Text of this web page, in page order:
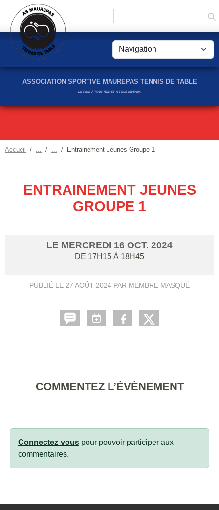
ASSOCIATION SPORTIVE MAUREPAS TENNIS DE TABLE
LE PING À TOUT ÂGE ET À TOUS NIVEAUX
Accueil Entrainement Jeunes Groupe 1
ENTRAINEMENT JEUNES
GROUPE 1
LE MERCREDI 16 OCT. 2024
DE 17H15 À 18H45
PUBLIÉ LE 27 AOÛT 2024 PAR MEMBRE MASQUÉ
COMMENTEZ L’ÉVÈNEMENT
Connectez-vous pour pouvoir participer aux
commentaires.
Panneau de gestion des cookies